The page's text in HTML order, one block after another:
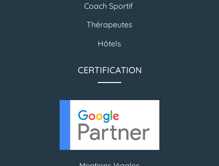
Coach Sportif
Thérapeutes
Hôtels
CERTIFICATION